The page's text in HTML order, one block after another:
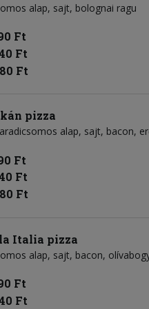
alap sajt bolognai ragu
Ft
Ft
Ft
pizza
alap sajt bacon
Ft
Ft
Ft
Italia pizza
alap sajt bacon
Ft
Ft